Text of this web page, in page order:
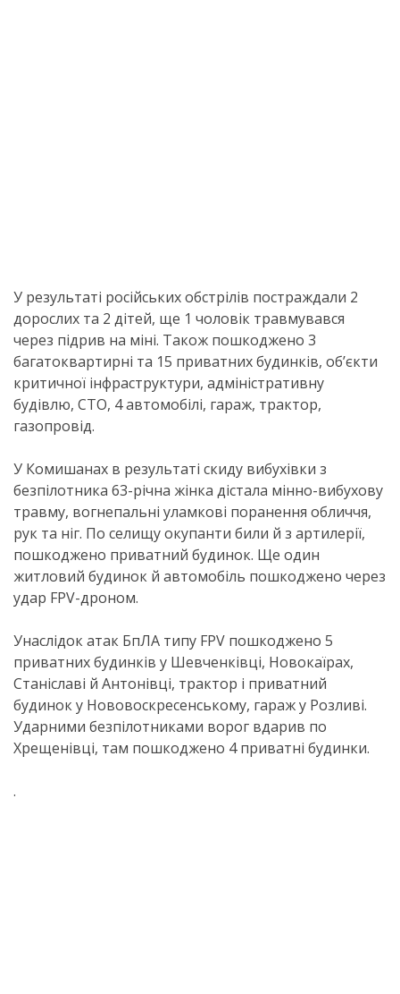
У результаті російських обстрілів постраждали 2
дорослих та 2 дітей, ще 1 чоловік травмувався
через підрив на міні. Також пошкоджено 3
багатоквартирні та 15 приватних будинків, об’єкти
критичної інфраструктури, адміністративну
будівлю, СТО, 4 автомобілі, гараж, трактор,
газопровід.
У Комишанах в результаті скиду вибухівки з
безпілотника 63-річна жінка дістала мінно-вибухову
травму, вогнепальні уламкові поранення обличчя,
рук та ніг. По селищу окупанти били й з артилерії,
пошкоджено приватний будинок. Ще один
житловий будинок й автомобіль пошкоджено через
удар FPV-дроном.
Унаслідок атак БпЛА типу FPV пошкоджено 5
приватних будинків у Шевченківці, Новокаїрах,
Станіславі й Антонівці, трактор і приватний
будинок у Нововоскресенському, гараж у Розливі.
Ударними безпілотниками ворог вдарив по
Хрещенівці, там пошкоджено 4 приватні будинки.
.